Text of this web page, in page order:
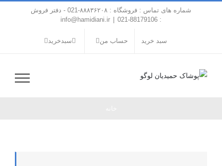
شماره های تماس : فروشگاه : ۸۸۸۳۶۲۰۸-021 - دفتر فروش
: 88179106-021
info@hamidiani.ir
سبد خرید حساب من سبدخرید